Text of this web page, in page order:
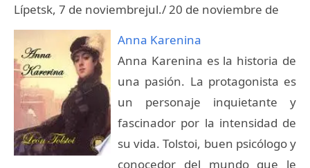
Lípetsk, 7 de noviembrejul./ 20 de noviembre de
Anna Karenina
Anna Karenina es la historia de
una pasión. La protagonista es
un personaje inquietante y
fascinador por la intensidad de
su vida. Tolstoi, buen psicólogo y
conocedor del mundo que le